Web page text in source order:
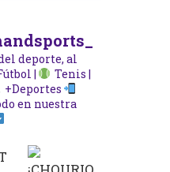
deporte, al
|
Tenis |
+Deportes
en nuestra